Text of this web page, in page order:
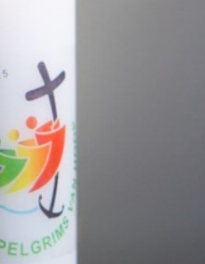
Deze popup niet meer weergeven